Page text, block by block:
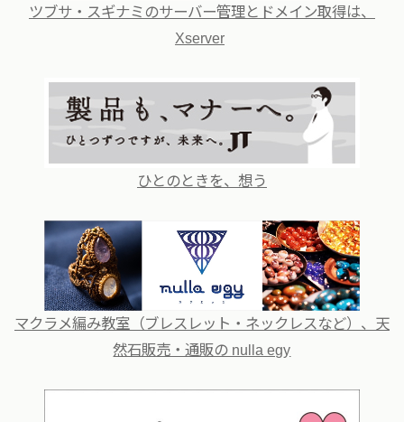
ツブサ・スギナミのサーバー管理とドメイン取得は、
Xserver
ひとのときを、想う
マクラメ編み教室（ブレスレット・ネックレスなど）、天
然石販売・通販の nulla egy